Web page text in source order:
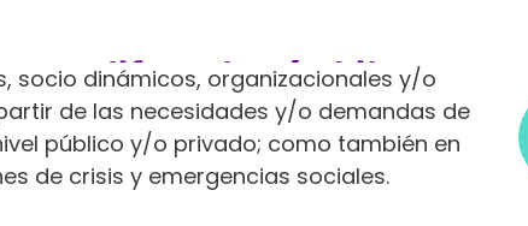
en diferentes ámbitos
socio dinámicos, organizacionales y/o
de las necesidades y/o demandas de
público y/o privado; como también en
de crisis y emergencias sociales.